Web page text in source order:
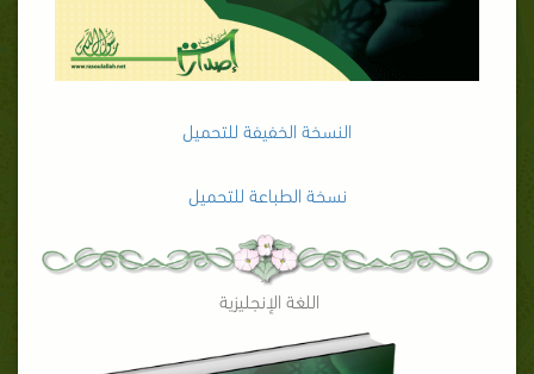
النسخة الخفيفة للتحميل
نسخة الطباعة للتحميل
اللغة الإنجليزية